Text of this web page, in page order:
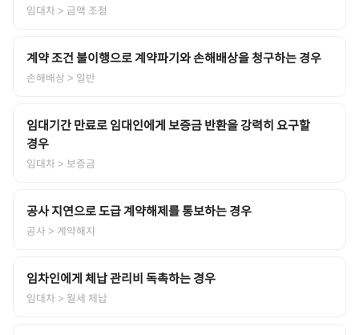
임대차> 금액 조정
계약 조건 불이행으로 계약파기와 손해배상을 청구하는 경우
손해배상 > 일반
임대기간 만료로 임대인에게 보증금 반환을 강력히 요구할
경우
임대차> 보증금
공사 지연으로 도급 계약해제를 통보하는 경우
공사> 계약해지
임차인에게 체납 관리비 독촉하는 경우
임대차> 월세 체납